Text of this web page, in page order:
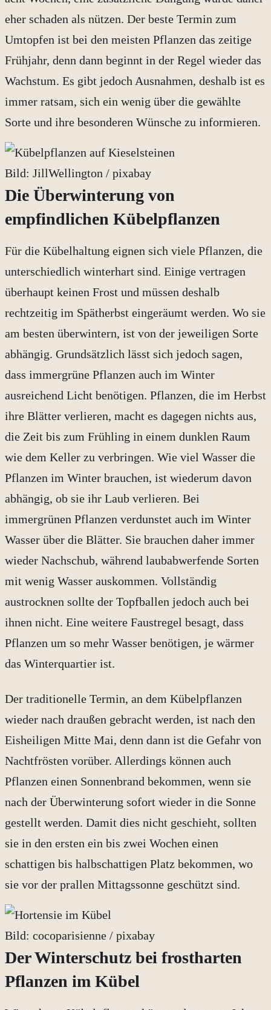
eher schaden als nützen. Der beste Termin zum
Umtopfen ist bei den meisten Pflanzen das zeitige
Frühjahr, denn dann beginnt in der Regel wieder das
Wachstum. Es gibt jedoch Ausnahmen, deshalb ist es
immer ratsam, sich ein wenig über die gewählte
Sorte und ihre besonderen Wünsche zu informieren.
Bild: JillWellington / pixabay
Die Überwinterung von
empfindlichen Kübelpflanzen
Für die Kübelhaltung eignen sich viele Pflanzen, die
unterschiedlich winterhart sind. Einige vertragen
überhaupt keinen Frost und müssen deshalb
rechtzeitig im Spätherbst eingeräumt werden. Wo sie
am besten überwintern, ist von der jeweiligen Sorte
abhängig. Grundsätzlich lässt sich jedoch sagen,
dass immergrüne Pflanzen auch im Winter
ausreichend Licht benötigen. Pflanzen, die im Herbst
ihre Blätter verlieren, macht es dagegen nichts aus,
die Zeit bis zum Frühling in einem dunklen Raum
wie dem Keller zu verbringen. Wie viel Wasser die
Pflanzen im Winter brauchen, ist wiederum davon
abhängig, ob sie ihr Laub verlieren. Bei
immergrünen Pflanzen verdunstet auch im Winter
Wasser über die Blätter. Sie brauchen daher immer
wieder Nachschub, während laubabwerfende Sorten
mit wenig Wasser auskommen. Vollständig
austrocknen sollte der Topfballen jedoch auch bei
ihnen nicht. Eine weitere Faustregel besagt, dass
Pflanzen um so mehr Wasser benötigen, je wärmer
das Winterquartier ist.
Der traditionelle Termin, an dem Kübelpflanzen
wieder nach draußen gebracht werden, ist nach den
Eisheiligen Mitte Mai, denn dann ist die Gefahr von
Nachtfrösten vorüber. Allerdings können auch
Pflanzen einen Sonnenbrand bekommen, wenn sie
nach der Überwinterung sofort wieder in die Sonne
gestellt werden. Damit dies nicht geschieht, sollten
sie in den ersten ein bis zwei Wochen einen
schattigen bis halbschattigen Platz bekommen, wo
sie vor der prallen Mittagssonne geschützt sind.
Bild: cocoparisienne / pixabay
Der Winterschutz bei frostharten
Pflanzen im Kübel